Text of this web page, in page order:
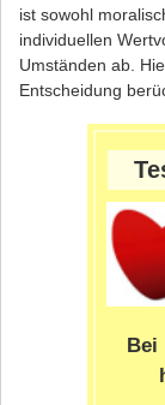
ist sowohl
individuellen
Umständen ab.
Entscheidung
Bei